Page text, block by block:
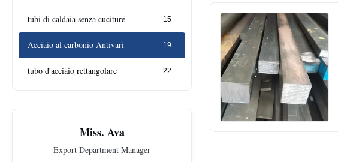
tubi di caldaia senza cuciture 15
Acciaio al carbonio Antivari 19
tubo d'acciaio rettangolare 22
Miss. Ava
Export Department Manager